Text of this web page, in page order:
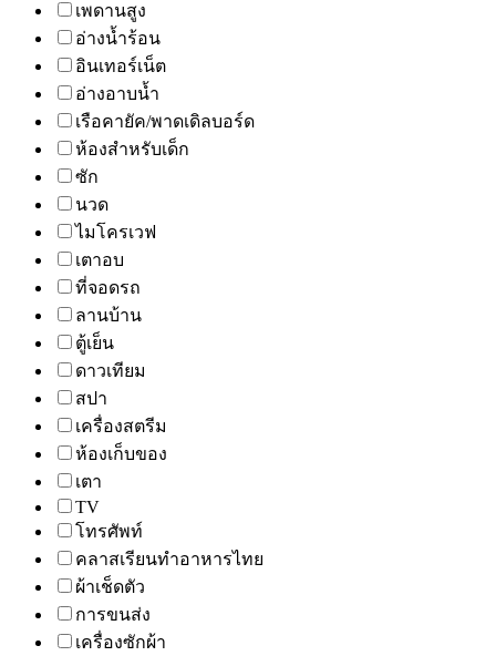
เพดานสูง
อ่างน้ำร้อน
อินเทอร์เน็ต
อ่างอาบน้ำ
เรือคายัค/พาดเดิลบอร์ด
ห้องสำหรับเด็ก
ซัก
นวด
ไมโครเวฟ
เตาอบ
ที่จอดรถ
ลานบ้าน
ตู้เย็น
ดาวเทียม
สปา
เครื่องสตรีม
ห้องเก็บของ
เตา
TV
โทรศัพท์
คลาสเรียนทำอาหารไทย
ผ้าเช็ดตัว
การขนส่ง
เครื่องซักผ้า